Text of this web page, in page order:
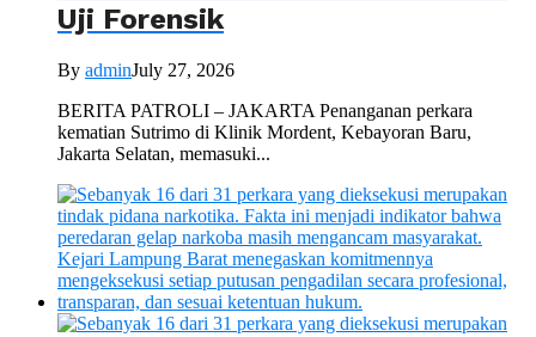
Uji Forensik
By adminJuly 27, 2026
BERITA PATROLI – JAKARTA Penanganan perkara
kematian Sutrimo di Klinik Mordent, Kebayoran Baru,
Jakarta Selatan, memasuki...